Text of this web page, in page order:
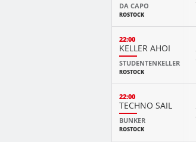
DA CAPO
ROSTOCK
22:00
KELLER AHOI
STUDENTENKELLER
ROSTOCK
22:00
TECHNO SAIL
BUNKER
ROSTOCK